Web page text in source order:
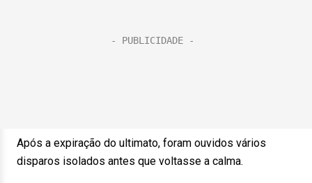
Após a expiração do ultimato, foram ouvidos vários
disparos isolados antes que voltasse a calma.